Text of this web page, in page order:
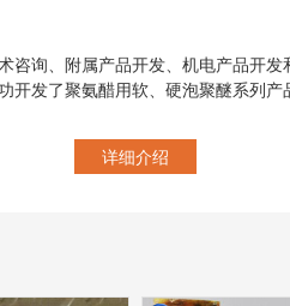
询、附属产品开发、机电产品开
开发了聚氨醋用软、硬泡聚醚系列
详细介绍